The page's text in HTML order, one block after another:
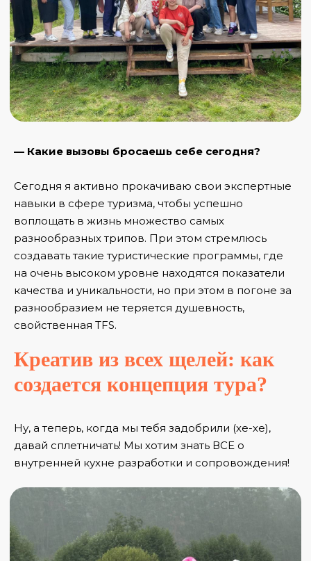
— Какие вызовы бросаешь себе сегодня?
Сегодня я активно прокачиваю свои экспертные
навыки в сфере туризма, чтобы успешно
воплощать в жизнь множество самых
разнообразных трипов. При этом стремлюсь
создавать такие туристические программы, где
на очень высоком уровне находятся показатели
качества и уникальности, но при этом в погоне за
разнообразием не теряется душевность,
свойственная TFS.
Креатив из всех щелей: как
создается концепция тура?
Ну, а теперь, когда мы тебя задобрили (хе-хе),
давай сплетничать! Мы хотим знать ВСЕ о
внутренней кухне разработки и сопровождения!